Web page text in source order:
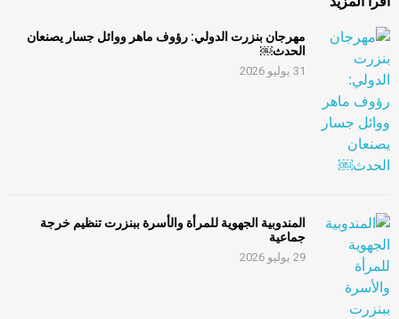
مهرجان بنزرت الدولي: رؤوف ماهر ووائل جسار يصنعان
الحدث￼
31 يوليو 2026
المندوبية الجهوية للمرأة والأسرة ببنزرت تنظيم خرجة
جماعية
29 يوليو 2026